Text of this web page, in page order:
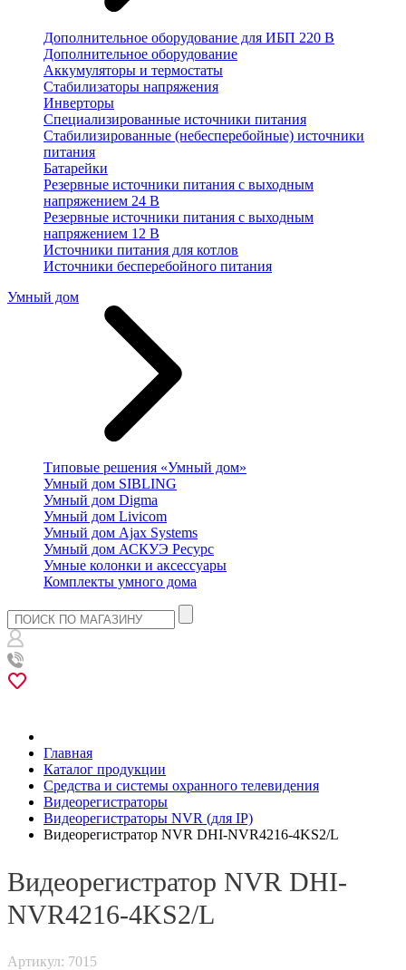
Дополнительное оборудование для ИБП 220 В
Дополнительное оборудование
Аккумуляторы и термостаты
Стабилизаторы напряжения
Инверторы
Специализированные источники питания
Стабилизированные (небесперебойные) источники
питания
Батарейки
Резервные источники питания с выходным
напряжением 24 В
Резервные источники питания с выходным
напряжением 12 В
Источники питания для котлов
Источники бесперебойного питания
Умный дом
Типовые решения «Умный дом»
Умный дом SIBLING
Умный дом Digma
Умный дом Livicom
Умный дом Ajax Systems
Умный дом АСКУЭ Ресурс
Умные колонки и аксессуары
Комплекты умного дома
Главная
Каталог продукции
Средства и системы охранного телевидения
Видеорегистраторы
Видеорегистраторы NVR (для IP)
Видеорегистратор NVR DHI-NVR4216-4KS2/L
Видеорегистратор NVR DHI-
NVR4216-4KS2/L
Артикул: 7015